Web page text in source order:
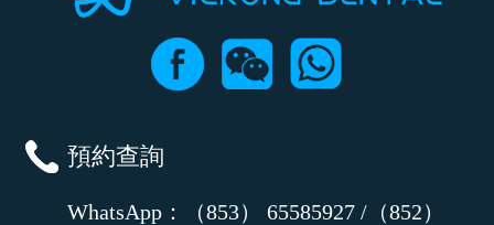
預約查詢
WhatsApp：（853） 65585927 /（852）